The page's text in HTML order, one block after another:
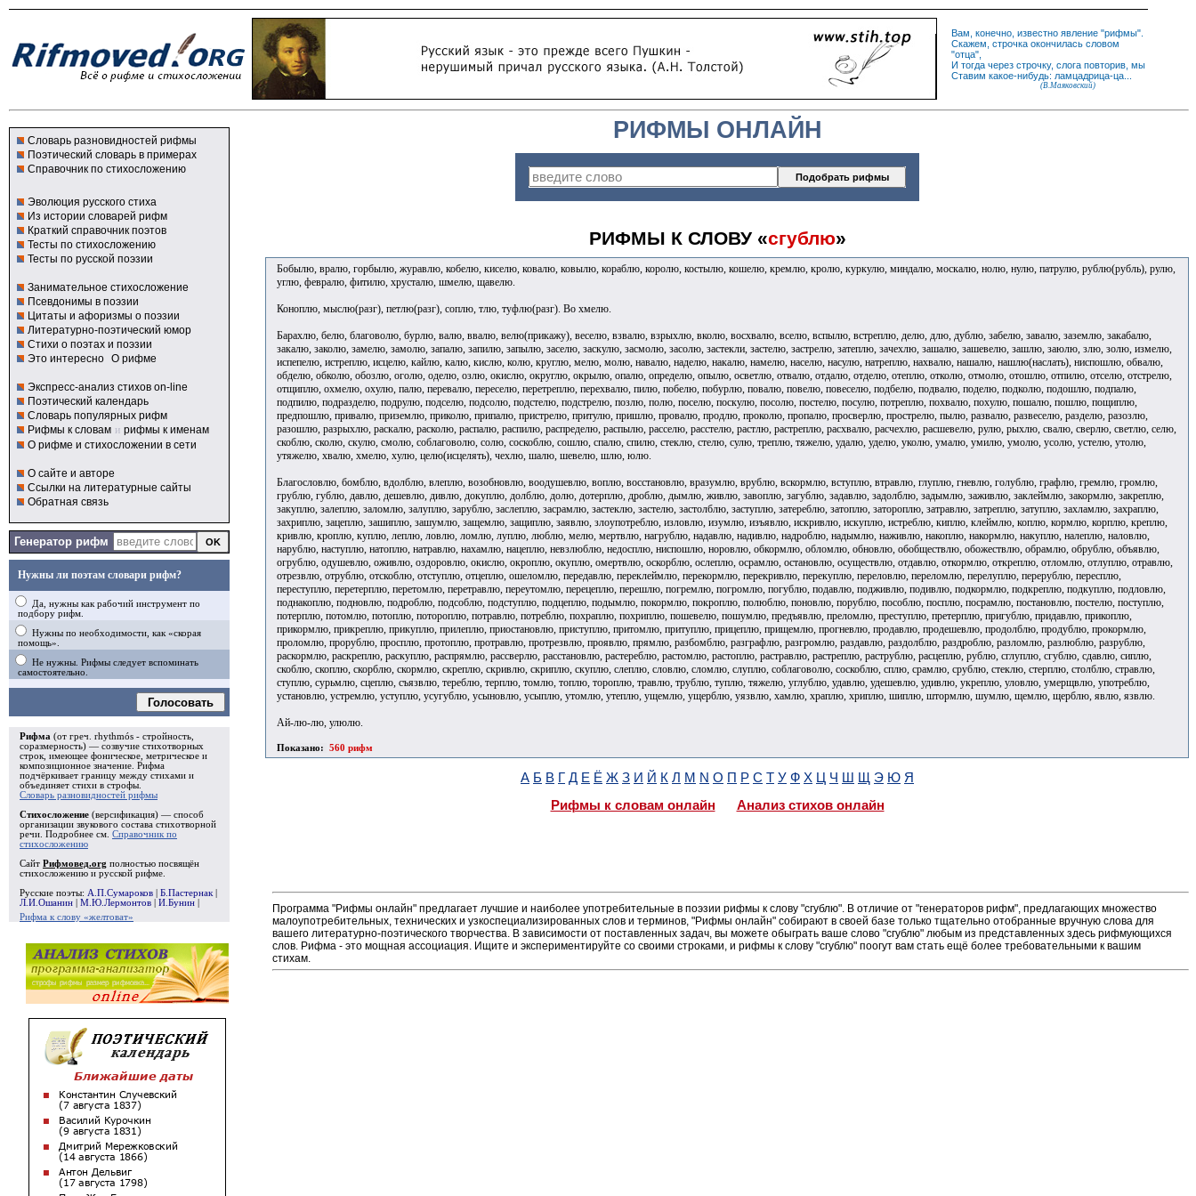
Вам, конечно, известно явление "рифмы".
Скажем, строчка окончилась словом
"отца",
И тогда через строчку, слога повторив, мы
Ставим какое-нибудь: ламцадрица-ца...
(В.Маяковский)
Словарь разновидностей рифмы
Поэтический словарь в примерах
Справочник по стихосложению
Эволюция русского стиха
Из истории словарей рифм
Краткий справочник поэтов
Тесты по стихосложению
Тесты по русской поэзии
Занимательное стихосложение
Псевдонимы в поэзии
Цитаты и афоризмы о поэзии
Литературно-поэтический юмор
Стихи о поэтах и поэзии
Это интересно О рифме
Экспресс-анализ стихов on-line
Поэтический календарь
Словарь популярных рифм
Рифмы к словам и рифмы к именам
О рифме и стихосложении в сети
О сайте и авторе
Ссылки на литературные сайты
Обратная связь
Генератор рифм
Нужны ли поэтам словари рифм?
Да, нужны как рабочий инструмент по
подбору рифм.
Нужны по необходимости, как «скорая
помощь».
Не нужны. Рифмы следует вспоминать
самостоятельно.
Голосовать
Рифма (от греч. rhythmós - стройность,
соразмерность) — созвучие стихотворных
строк, имеющее фоническое, метрическое и
композиционное значение. Рифма
подчёркивает границу между стихами и
объединяет стихи в строфы
Словарь разновидностей рифмы
Стихосложение (версификация) — способ
организации звукового состава стихотворной
речи. Подробнее см. Справочник по
стихосложению
Сайт Рифмовед.org полностью посвящён
стихосложению и русской рифме.
Русские поэты: А.П.Сумароков Б.Пастернак
Л.И.Ошанин
М.Ю.Лермонтов И.Бунин
Рифма к слову «желтоват»
РИФМЫ ОНЛАЙН
РИФМЫ К СЛОВУ «сгублю»
Бобылю, вралю, горбылю, журавлю, кобелю, киселю, ковалю, ковылю, кораблю, королю, костылю, кошелю, кремлю, кролю, куркулю, миндалю, москалю, нолю, нулю, патрулю, рублю(рубль), рулю,
углю, февралю, фитилю, хрусталю, шмелю, щавелю.
Коноплю, мыслю(разг), петлю(разг), соплю, тлю, туфлю(разг). Во хмелю.
Барахлю, белю, благоволю, бурлю, валю, ввалю, велю(прикажу), веселю, взвалю, взрыхлю, вколю, восхвалю, вселю, вспылю, встреплю, делю, длю, дублю, забелю, завалю, заземлю, закабалю,
закалю, заколю, замелю, замолю, запалю, запилю, запылю, заселю, заскулю, засмолю, засолю, застекли, застелю, застрелю, затеплю, зачехлю, зашалю, зашевелю, зашлю, заюлю, злю, золю, измелю,
испепелю, истреплю, исцелю, кайлю, калю, кислю, колю, круглю, мелю, молю, навалю, наделю, накалю, намелю, населю, насулю, натреплю, нахвалю, нашалю, нашлю(наслать), ниспошлю, обвалю,
обделю, обколю, обозлю, оголю, оделю, озлю, окислю, округлю, окрылю, опалю, определю, опылю, осветлю, отвалю, отдалю, отделю, отеплю, отколю, отмолю, отошлю, отпилю, отселю, отстрелю,
отщиплю, охмелю, охулю, палю, перевалю, переселю, перетреплю, перехвалю, пилю, побелю, побурлю, повалю, повелю, повеселю, подбелю, подвалю, поделю, подколю, подошлю, подпалю,
подпилю, подразделю, подрулю, подселю, подсолю, подстелю, подстрелю, позлю, полю, поселю, поскулю, посолю, постелю, посулю, потреплю, похвалю, похулю, пошалю, пошлю, пощиплю,
предпошлю, привалю, приземлю, приколю, припалю, пристрелю, притулю, пришлю, провалю, продлю, проколю, пропалю, просверлю, прострелю, пылю, развалю, развеселю, разделю, разозлю,
разошлю, разрыхлю, раскалю, расколю, распалю, распилю, распределю, распылю, расселю, расстелю, растлю, растреплю, расхвалю, расчехлю, расшевелю, рулю, рыхлю, свалю, сверлю, светлю, селю,
скоблю, сколю, скулю, смолю, соблаговолю, солю, соскоблю, сошлю, спалю, спилю, стеклю, стелю, сулю, треплю, тяжелю, удалю, уделю, уколю, умалю, умилю, умолю, усолю, устелю, утолю,
утяжелю, хвалю, хмелю, хулю, целю(исцелять), чехлю, шалю, шевелю, шлю, юлю.
Благословлю, бомблю, вдолблю, влеплю, возобновлю, воодушевлю, воплю, восстановлю, вразумлю, врублю, вскормлю, вступлю, втравлю, глуплю, гневлю, голублю, графлю, гремлю, громлю,
грублю, гублю, давлю, дешевлю, дивлю, докуплю, долблю, долю, дотерплю, дроблю, дымлю, живлю, завоплю, загублю, задавлю, задолблю, задымлю, заживлю, заклеймлю, закормлю, закреплю,
закуплю, залеплю, заломлю, залуплю, зарублю, заслеплю, засрамлю, застеклю, застелю, застолблю, заступлю, затереблю, затоплю, затороплю, затравлю, затреплю, затуплю, захламлю, захраплю,
захриплю, зацеплю, зашиплю, зашумлю, защемлю, защиплю, заявлю, злоупотреблю, изловлю, изумлю, изъявлю, искривлю, искуплю, истреблю, киплю, клеймлю, коплю, кормлю, корплю, креплю,
кривлю, кроплю, куплю, леплю, ловлю, ломлю, луплю, люблю, мелю, мертвлю, нагрублю, надавлю, надивлю, надроблю, надымлю, наживлю, накоплю, накормлю, накуплю, налеплю, наловлю,
нарублю, наступлю, натоплю, натравлю, нахамлю, нацеплю, невзлюблю, недосплю, ниспошлю, норовлю, обкормлю, обломлю, обновлю, обобществлю, обожествлю, обрамлю, обрублю, объявлю,
огрублю, одушевлю, оживлю, оздоровлю, окислю, окроплю, окуплю, омертвлю, оскорблю, ослеплю, осрамлю, остановлю, осуществлю, отдавлю, откормлю, откреплю, отломлю, отлуплю, отравлю,
отрезвлю, отрублю, отскоблю, отступлю, отцеплю, ошеломлю, передавлю, переклеймлю, перекормлю, перекривлю, перекуплю, переловлю, переломлю, перелуплю, перерублю, пересплю,
переступлю, перетерплю, перетомлю, перетравлю, переутомлю, перецеплю, перешлю, погремлю, погромлю, погублю, подавлю, подживлю, подивлю, подкормлю, подкреплю, подкуплю, подловлю,
поднакоплю, подновлю, подроблю, подсоблю, подступлю, подцеплю, подымлю, покормлю, покроплю, полюблю, поновлю, порублю, пособлю, посплю, посрамлю, постановлю, постелю, поступлю,
потерплю, потомлю, потоплю, потороплю, потравлю, потреблю, похраплю, похриплю, пошевелю, пошумлю, предъявлю, преломлю, преступлю, претерплю, пригублю, придавлю, прикоплю,
прикормлю, прикреплю, прикуплю, прилеплю, приостановлю, приступлю, притомлю, притуплю, прицеплю, прищемлю, прогневлю, продавлю, продешевлю, продолблю, продублю, прокормлю,
проломлю, прорублю, просплю, протоплю, протравлю, протрезвлю, проявлю, прямлю, разбомблю, разграфлю, разгромлю, раздавлю, раздолблю, раздроблю, разломлю, разлюблю, разрублю,
раскормлю, раскреплю, раскуплю, распрямлю, рассверлю, расстановлю, растереблю, растомлю, растоплю, растравлю, растреплю, раструблю, расцеплю, рублю, сглуплю, сгублю, сдавлю, сиплю,
скоблю, скоплю, скорблю, скормлю, скреплю, скривлю, скриплю, скуплю, слеплю, словлю, сломлю, слуплю, соблаговолю, соскоблю, сплю, срамлю, срублю, стеклю, стерплю, столблю, стравлю,
ступлю, сурьмлю, сцеплю, съязвлю, тереблю, терплю, томлю, топлю, тороплю, травлю, трублю, туплю, тяжелю, углублю, удавлю, удешевлю, удивлю, укреплю, уловлю, умерщвлю, употреблю,
установлю, устремлю, уступлю, усугублю, усыновлю, усыплю, утомлю, утеплю, ущемлю, ущерблю, уязвлю, хамлю, храплю, хриплю, шиплю, штормлю, шумлю, щемлю, щерблю, явлю, язвлю.
Ай-лю-лю, улюлю.
Показано: 560 рифм
А Б В Г Д Е Ё Ж З И Й К Л М N О П Р С Т У Ф Х Ц Ч Ш Щ Э Ю Я
Рифмы к словам онлайн
Анализ стихов онлайн
Программа "Рифмы онлайн" предлагает лучшие и наиболее употребительные в поэзии рифмы к слову "сгублю". В отличие от "генераторов рифм", предлагающих множество
малоупотребительных, технических и узкоспециализированных слов и терминов, "Рифмы онлайн" собирают в своей базе только тщательно отобранные вручную слова для
вашего литературно-поэтического творчества. В зависимости от поставленных задач, вы можете обыграть ваше слово "сгублю" любым из представленных здесь рифмующихся
слов. Рифма - это мощная ассоциация. Ищите и экспериментируйте со своими строками, и рифмы к слову "сгублю" поогут вам стать ещё более требовательными к вашим
стихам.